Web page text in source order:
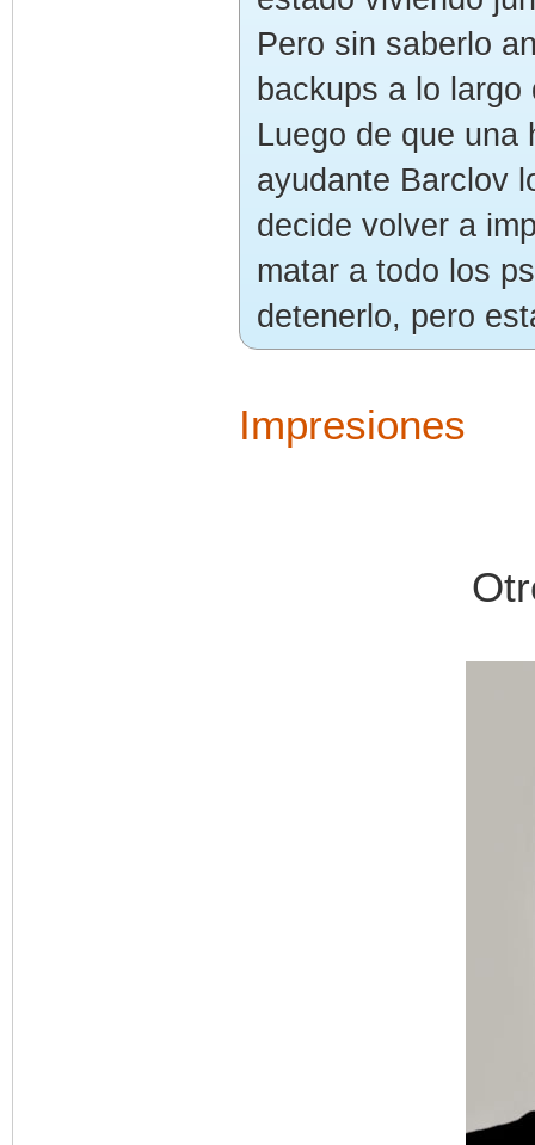
Pero sin saberlo
backups a lo largo
Luego de que una
ayudante Barclov
decide volver a
matar a todo los
detenerlo, pero
Impresiones